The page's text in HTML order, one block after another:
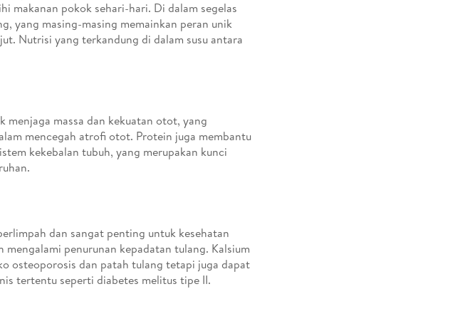
makanan pokok sehari-hari. Di dalam segelas
yang masing-masing memainkan peran unik
Nutrisi yang terkandung di dalam susu antara
menjaga massa dan kekuatan otot, yang
mencegah atrofi otot. Protein juga membantu
kekebalan tubuh, yang merupakan kunci
dan sangat penting untuk kesehatan
penurunan kepadatan tulang. Kalsium
osteoporosis dan patah tulang tetapi juga dapat
tertentu seperti diabetes melitus tipe II.